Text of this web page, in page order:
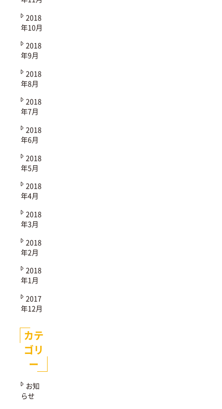
2018
年10月
2018
年9月
2018
年8月
2018
年7月
2018
年6月
2018
年5月
2018
年4月
2018
年3月
2018
年2月
2018
年1月
2017
年12月
カテ
ゴリ
ー
お知
らせ